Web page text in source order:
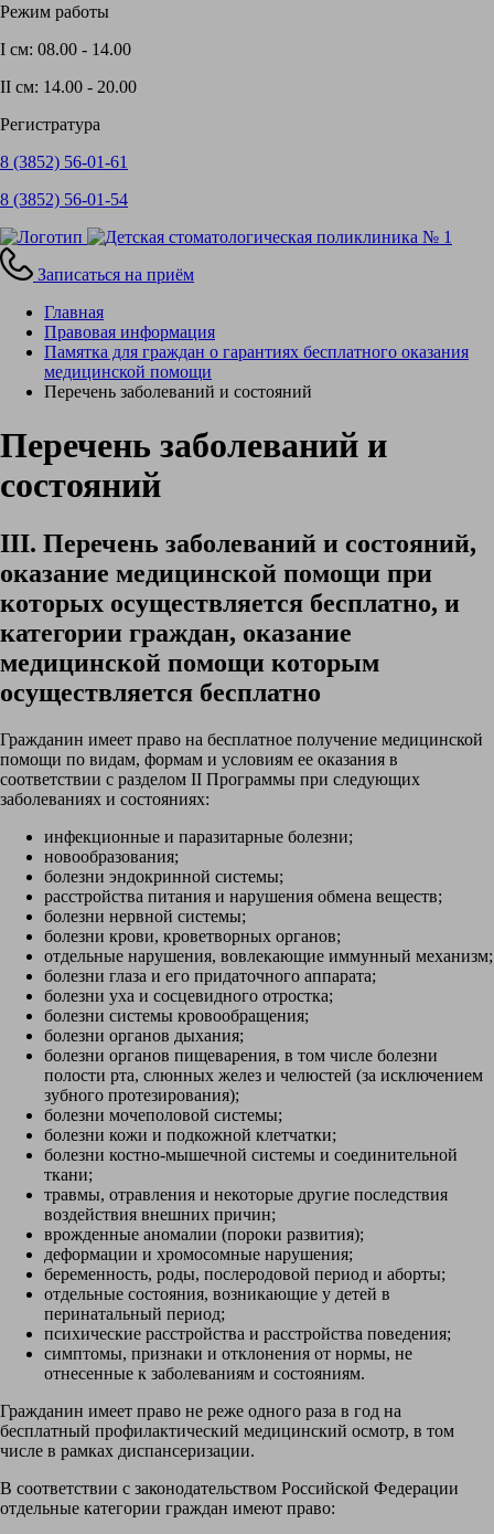
Режим работы
I см: 08.00 - 14.00
II см: 14.00 - 20.00
Регистратура
8 (3852) 56-01-61
8 (3852) 56-01-54
Записаться на приём
Главная
Правовая информация
Памятка для граждан о гарантиях бесплатного оказания
медицинской помощи
Перечень заболеваний и состояний
Перечень заболеваний и
состояний
III. Перечень заболеваний и состояний,
оказание медицинской помощи при
которых осуществляется бесплатно, и
категории граждан, оказание
медицинской помощи которым
осуществляется бесплатно
Гражданин имеет право на бесплатное получение медицинской
помощи по видам, формам и условиям ее оказания в
соответствии с разделом II Программы при следующих
заболеваниях и состояниях:
инфекционные и паразитарные болезни;
новообразования;
болезни эндокринной системы;
расстройства питания и нарушения обмена веществ;
болезни нервной системы;
болезни крови, кроветворных органов;
отдельные нарушения, вовлекающие иммунный механизм;
болезни глаза и его придаточного аппарата;
болезни уха и сосцевидного отростка;
болезни системы кровообращения;
болезни органов дыхания;
болезни органов пищеварения, в том числе болезни
полости рта, слюнных желез и челюстей (за исключением
зубного протезирования);
болезни мочеполовой системы;
болезни кожи и подкожной клетчатки;
болезни костно-мышечной системы и соединительной
ткани;
травмы, отравления и некоторые другие последствия
воздействия внешних причин;
врожденные аномалии (пороки развития);
деформации и хромосомные нарушения;
беременность, роды, послеродовой период и аборты;
отдельные состояния, возникающие у детей в
перинатальный период;
психические расстройства и расстройства поведения;
симптомы, признаки и отклонения от нормы, не
отнесенные к заболеваниям и состояниям.
Гражданин имеет право не реже одного раза в год на
бесплатный профилактический медицинский осмотр, в том
числе в рамках диспансеризации.
В соответствии с законодательством Российской Федерации
отдельные категории граждан имеют право: